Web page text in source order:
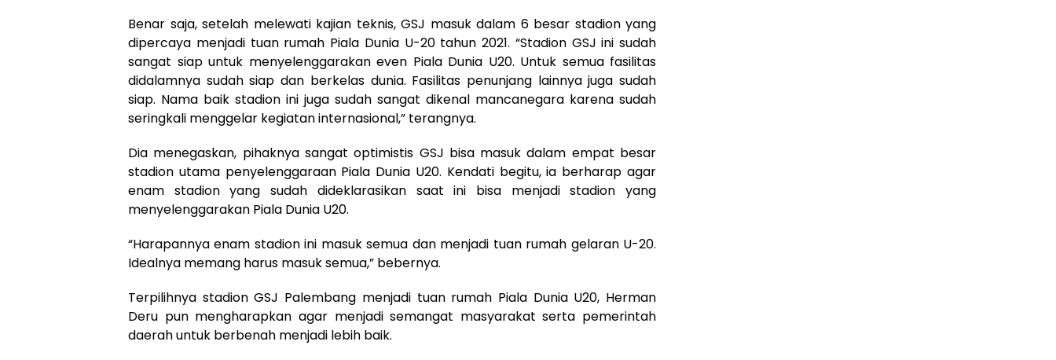
Benar saja, setelah melewati kajian teknis, GSJ masuk dalam 6 besar stadion yang
dipercaya menjadi tuan rumah Piala Dunia U-20 tahun 2021. “Stadion GSJ ini sudah
sangat siap untuk menyelenggarakan even Piala Dunia U20. Untuk semua fasilitas
didalamnya sudah siap dan berkelas dunia. Fasilitas penunjang lainnya juga sudah
siap. Nama baik stadion ini juga sudah sangat dikenal mancanegara karena sudah
seringkali menggelar kegiatan internasional,” terangnya.
Dia menegaskan, pihaknya sangat optimistis GSJ bisa masuk dalam empat besar
stadion utama penyelenggaraan Piala Dunia U20. Kendati begitu, ia berharap agar
enam stadion yang sudah dideklarasikan saat ini bisa menjadi stadion yang
menyelenggarakan Piala Dunia U20.
“Harapannya enam stadion ini masuk semua dan menjadi tuan rumah gelaran U-20.
Idealnya memang harus masuk semua,” bebernya.
Terpilihnya stadion GSJ Palembang menjadi tuan rumah Piala Dunia U20, Herman
Deru pun mengharapkan agar menjadi semangat masyarakat serta pemerintah
daerah untuk berbenah menjadi lebih baik.